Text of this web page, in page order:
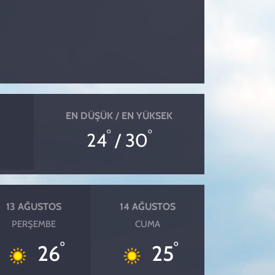
EN DÜŞÜK / EN YÜKSEK
24°/ 30°
13 AĞUSTOS
PERŞEMBE
26°
14 AĞUSTOS
CUMA
25°